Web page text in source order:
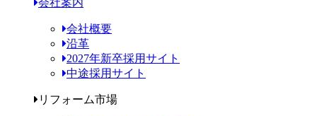
会社案内
会社概要
沿革
2027年新卒採用サイト
中途採用サイト
リフォーム市場